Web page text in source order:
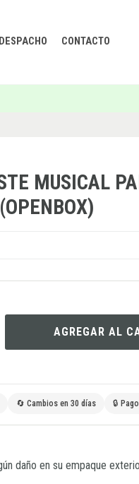
DESPACHO CONTACTO
MUSICAL
AGREGAR AL
🔄 Cambios en 30 días 🔒
daño en su empaque